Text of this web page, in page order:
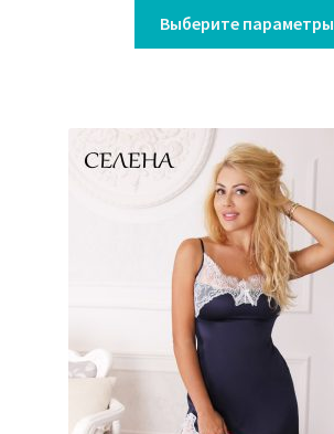
Выберите параметры